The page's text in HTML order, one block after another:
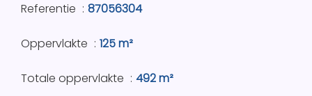
Referentie 87056304
Oppervlakte 125 m²
Totale oppervlakte 492 m²